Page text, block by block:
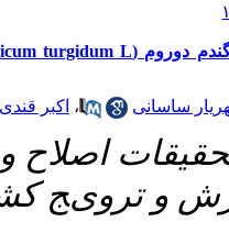
ارزیابی سازگاری و پایداری عملکرد دانه ژنوتیپ‌های گندم دوروم (Triticum turgidum L. ) در مناطق معتدل
ﻧﻬﺎل و